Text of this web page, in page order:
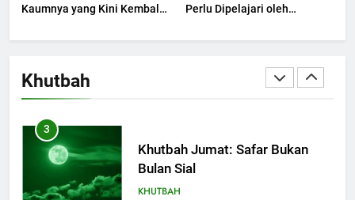
Kaumnya yang Kini Kembali
Perlu Dipelajari oleh
(2)
Khutbah
Khutbah Jumat: Ketaatan,
Kebaikan dan Pengaruhnya
3
Khutbah Jumat: Safar Bukan
Bulan Sial
KHUTBAH